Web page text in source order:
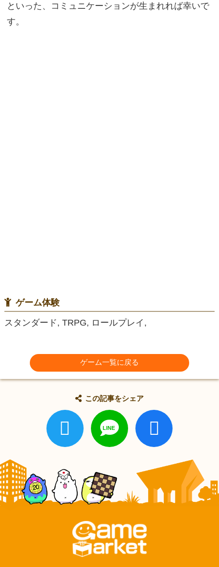
といった、コミュニケーションが生まれれば幸いで
す。
ゲーム体験
スタンダード, TRPG, ロールプレイ,
ゲーム一覧に戻る
この記事をシェア